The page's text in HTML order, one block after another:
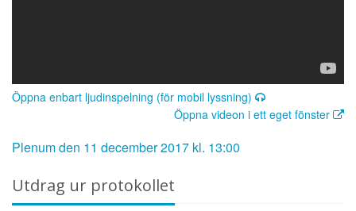
Öppna enbart ljudinspelning (för mobil lyssning)
Öppna videon i ett eget fönster
Plenum den 11 december 2017 kl. 13:00
Utdrag ur protokollet